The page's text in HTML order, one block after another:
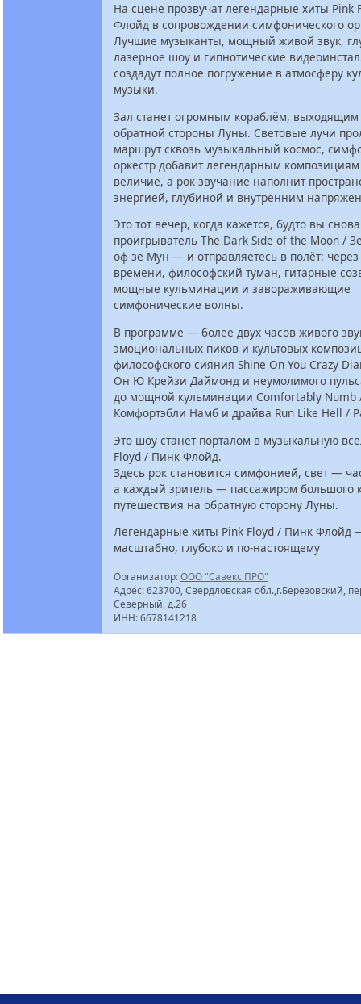
На сцене прозвучат легендарные хиты Pink
Флойд в сопровождении симфонического
Лучшие музыканты, мощный живой звук,
лазерное шоу и гипнотические
создадут полное погружение в атмосферу
музыки.
Зал станет огромным кораблём, выходящим
обратной стороны Луны. Световые лучи
маршрут сквозь музыкальный космос,
оркестр добавит легендарным
величие, а рок-звучание наполнит
энергией, глубиной и внутренним
Это тот вечер, когда кажется, будто вы
проигрыватель The Dark Side of the Moon /
оф зе Мун — и отправляетесь в полёт: через
времени, философский туман, гитарные
мощные кульминации и завораживающие
симфонические волны.
В программе — более двух часов живого
эмоциональных пиков и культовых
философского сияния Shine On You Crazy
Он Ю Крейзи Даймонд и неумолимого
до мощной кульминации Comfortably Numb
Комфортэбли Намб и драйва Run Like Hell /
Это шоу станет порталом в музыкальную
Floyd / Пинк Флойд.
Здесь рок становится симфонией, свет —
а каждый зритель — пассажиром большого
путешествия на обратную сторону Луны.
Легендарные хиты Pink Floyd / Пинк Флойд
масштабно, глубоко и по-настоящему
Организатор:ООО "Савекс ПРО"
Адрес: 623700, Свердловская обл.,г.Березовский,
Северный, д.26
ИНН: 6678141218